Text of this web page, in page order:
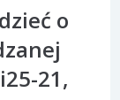
o
21,